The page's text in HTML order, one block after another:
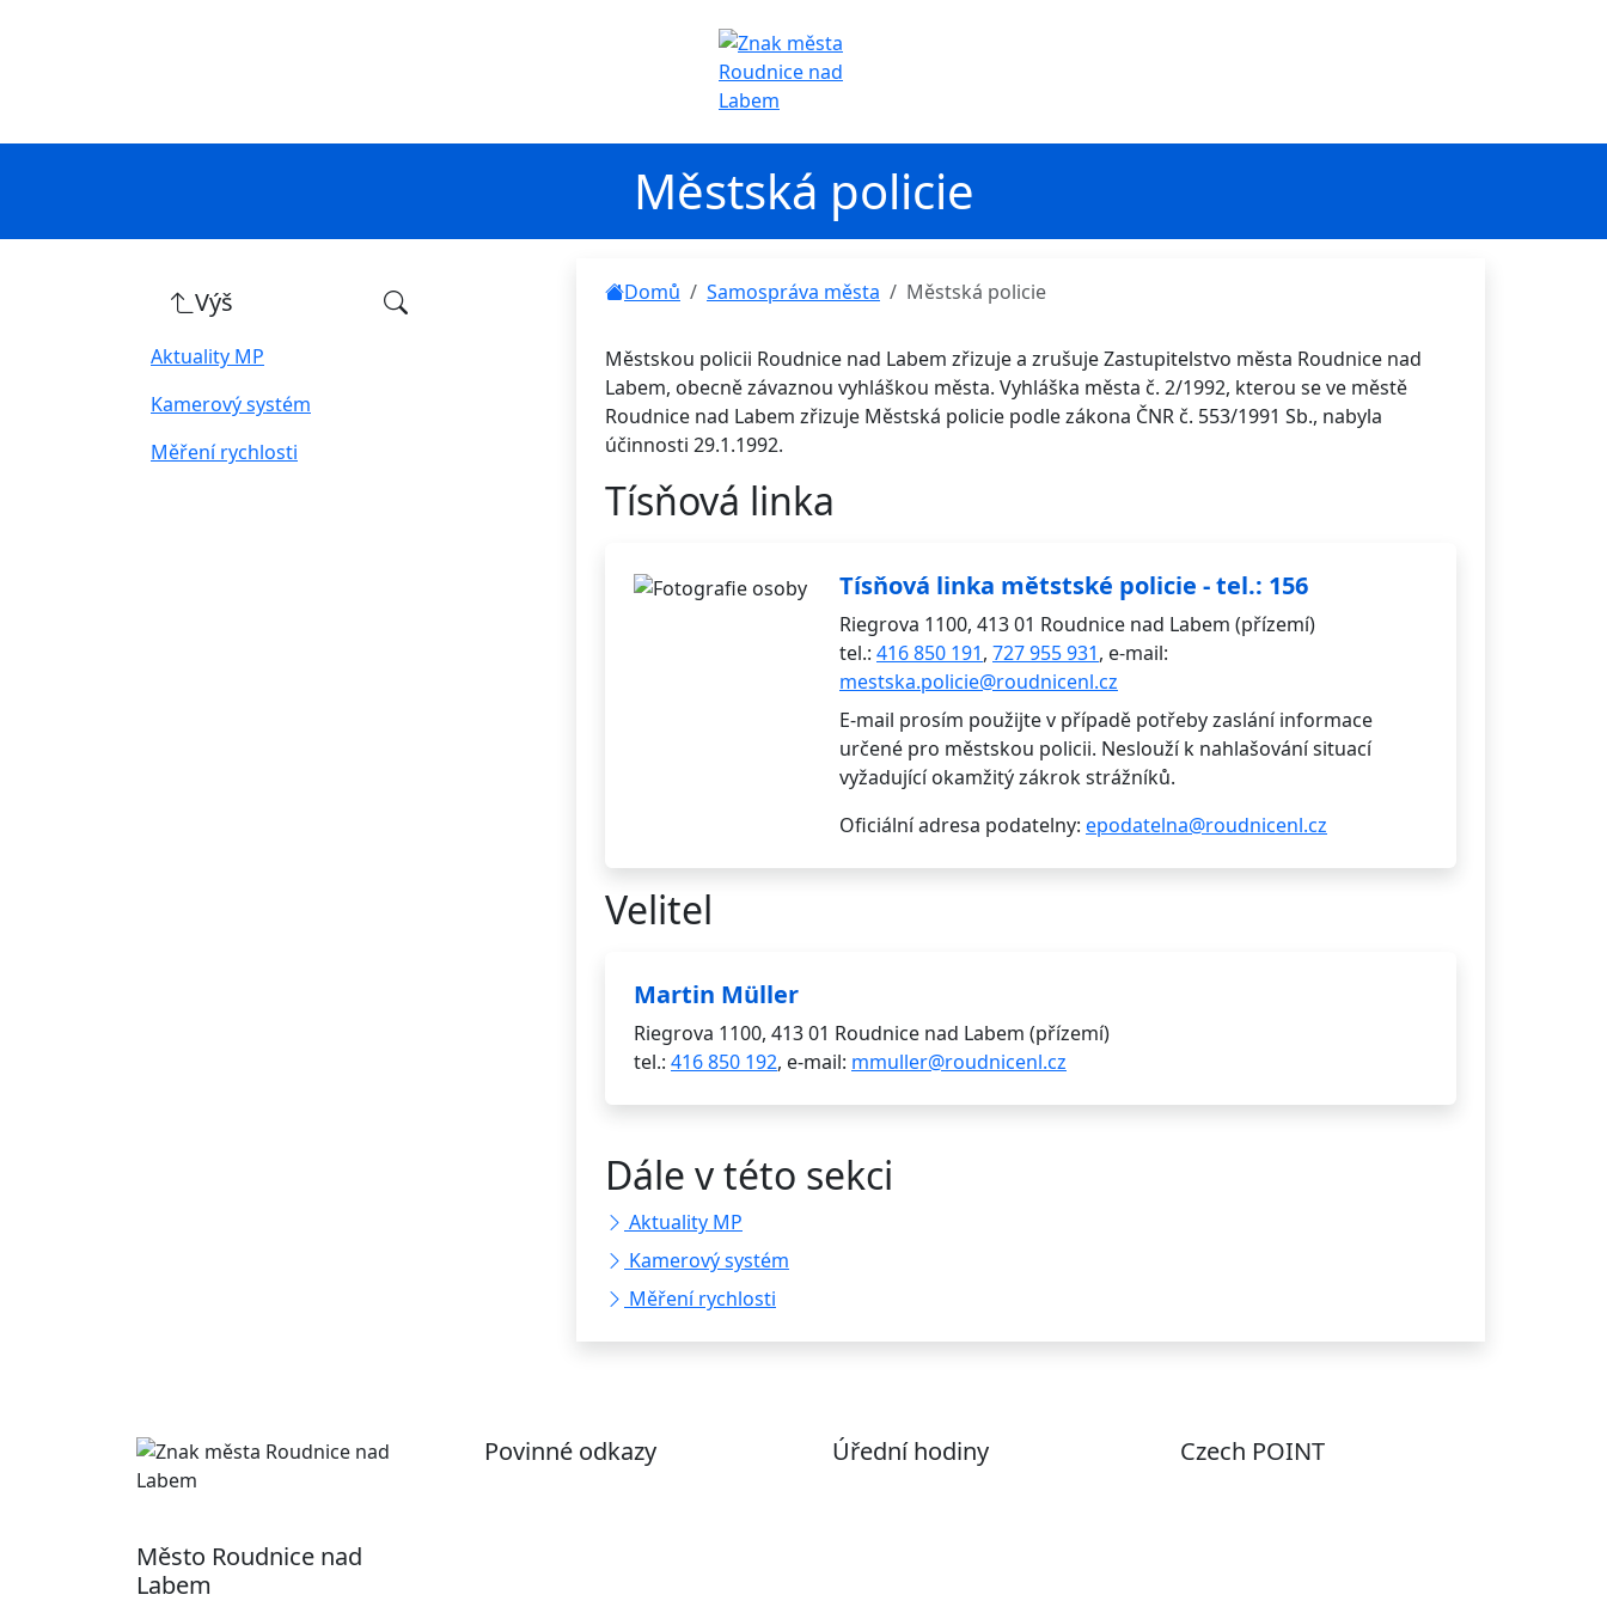
Městská policie
Výš
Aktuality MP
Kamerový systém
Měření rychlosti
Domů Samospráva města Městská policie
Městskou policii Roudnice nad Labem zřizuje a zrušuje Zastupitelstvo města Roudnice nad
Labem, obecně závaznou vyhláškou města. Vyhláška města č. 2/1992, kterou se ve městě
Roudnice nad Labem zřizuje Městská policie podle zákona ČNR č. 553/1991 Sb., nabyla
účinnosti 29.1.1992.
Tísňová linka
Tísňová linka mětstské policie - tel.: 156
Riegrova 1100, 413 01 Roudnice nad Labem (přízemí)
tel.: 416 850 191, 727 955 931, e-mail:
mestska.policie@roudnicenl.cz
E-mail prosím použijte v případě potřeby zaslání informace
určené pro městskou policii. Neslouží k nahlašování situací
vyžadující okamžitý zákrok strážníků.
Oficiální adresa podatelny: epodatelna@roudnicenl.cz
Velitel
Martin Müller
Riegrova 1100, 413 01 Roudnice nad Labem (přízemí)
tel.: 416 850 192, e-mail: mmuller@roudnicenl.cz
Dále v této sekci
Aktuality MP
Kamerový systém
Měření rychlosti
Město Roudnice nad
Labem
Povinné odkazy Úřední hodiny Czech POINT